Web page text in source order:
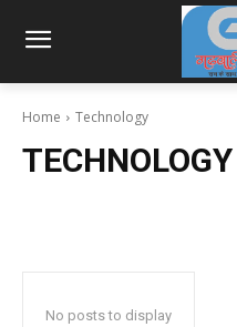
Home Technology
TECHNOLOGY
No posts to display